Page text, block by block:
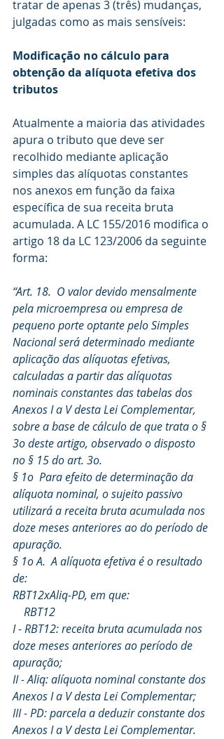
tratar de apenas 3 (três) mudanças,
julgadas como as mais sensíveis:
Modificação no cálculo para
obtenção da alíquota efetiva dos
tributos
Atualmente a maioria das atividades
apura o tributo que deve ser
recolhido mediante aplicação
simples das alíquotas constantes
nos anexos em função da faixa
específica de sua receita bruta
acumulada. A LC 155/2016 modifica o
artigo 18 da LC 123/2006 da seguinte
forma:
“Art. 18.  O valor devido mensalmente
pela microempresa ou empresa de
pequeno porte optante pelo Simples
Nacional será determinado mediante
aplicação das alíquotas efetivas,
calculadas a partir das alíquotas
nominais constantes das tabelas dos
Anexos I a V desta Lei Complementar,
sobre a base de cálculo de que trata o §
3o deste artigo, observado o disposto
no § 15 do art. 3o.
§ 1o  Para efeito de determinação da
alíquota nominal, o sujeito passivo
utilizará a receita bruta acumulada nos
doze meses anteriores ao do período de
apuração.
§ 1o A.  A alíquota efetiva é o resultado
de:
RBT12xAliq-PD, em que:
    RBT12
I - RBT12: receita bruta acumulada nos
doze meses anteriores ao período de
apuração;
II - Aliq: alíquota nominal constante dos
Anexos I a V desta Lei Complementar;
III - PD: parcela a deduzir constante dos
Anexos I a V desta Lei Complementar.